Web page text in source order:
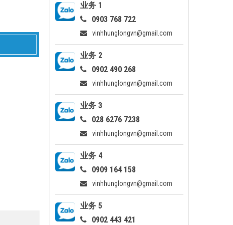
业务 1
0903 768 722
vinhhunglongvn@gmail.com
业务 2
0902 490 268
vinhhunglongvn@gmail.com
业务 3
028 6276 7238
vinhhunglongvn@gmail.com
业务 4
0909 164 158
vinhhunglongvn@gmail.com
业务 5
0902 443 421